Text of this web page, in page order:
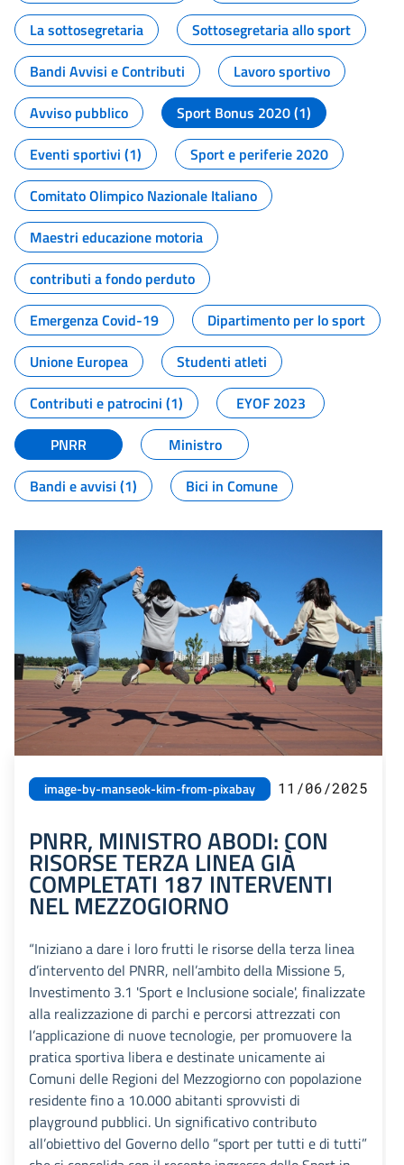
La sottosegretaria
Sottosegretaria allo sport
Bandi Avvisi e Contributi
Lavoro sportivo
Avviso pubblico
Sport Bonus 2020 (1)
Eventi sportivi (1)
Sport e periferie 2020
Comitato Olimpico Nazionale Italiano
Maestri educazione motoria
contributi a fondo perduto
Emergenza Covid-19
Dipartimento per lo sport
Unione Europea
Studenti atleti
Contributi e patrocini (1)
EYOF 2023
PNRR
Ministro
Bandi e avvisi (1)
Bici in Comune
image-by-manseok-kim-from-pixabay 11/06/2025
PNRR, MINISTRO ABODI: CON
RISORSE TERZA LINEA GIÀ
COMPLETATI 187 INTERVENTI
NEL MEZZOGIORNO
“Iniziano a dare i loro frutti le risorse della terza linea
d’intervento del PNRR, nell’ambito della Missione 5,
Investimento 3.1 'Sport e Inclusione sociale', finalizzate
alla realizzazione di parchi e percorsi attrezzati con
l’applicazione di nuove tecnologie, per promuovere la
pratica sportiva libera e destinate unicamente ai
Comuni delle Regioni del Mezzogiorno con popolazione
residente fino a 10.000 abitanti sprovvisti di
playground pubblici. Un significativo contributo
all’obiettivo del Governo dello “sport per tutti e di tutti”